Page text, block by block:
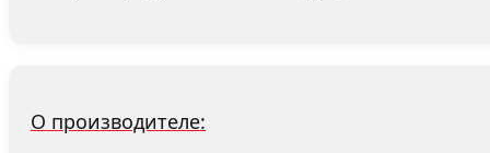
О производителе: